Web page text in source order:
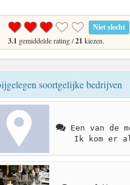
Niet slecht
3.1 gemiddelde rating /21 kiezen.
soortgelijke bedrijven
Een van de
Ik kom er